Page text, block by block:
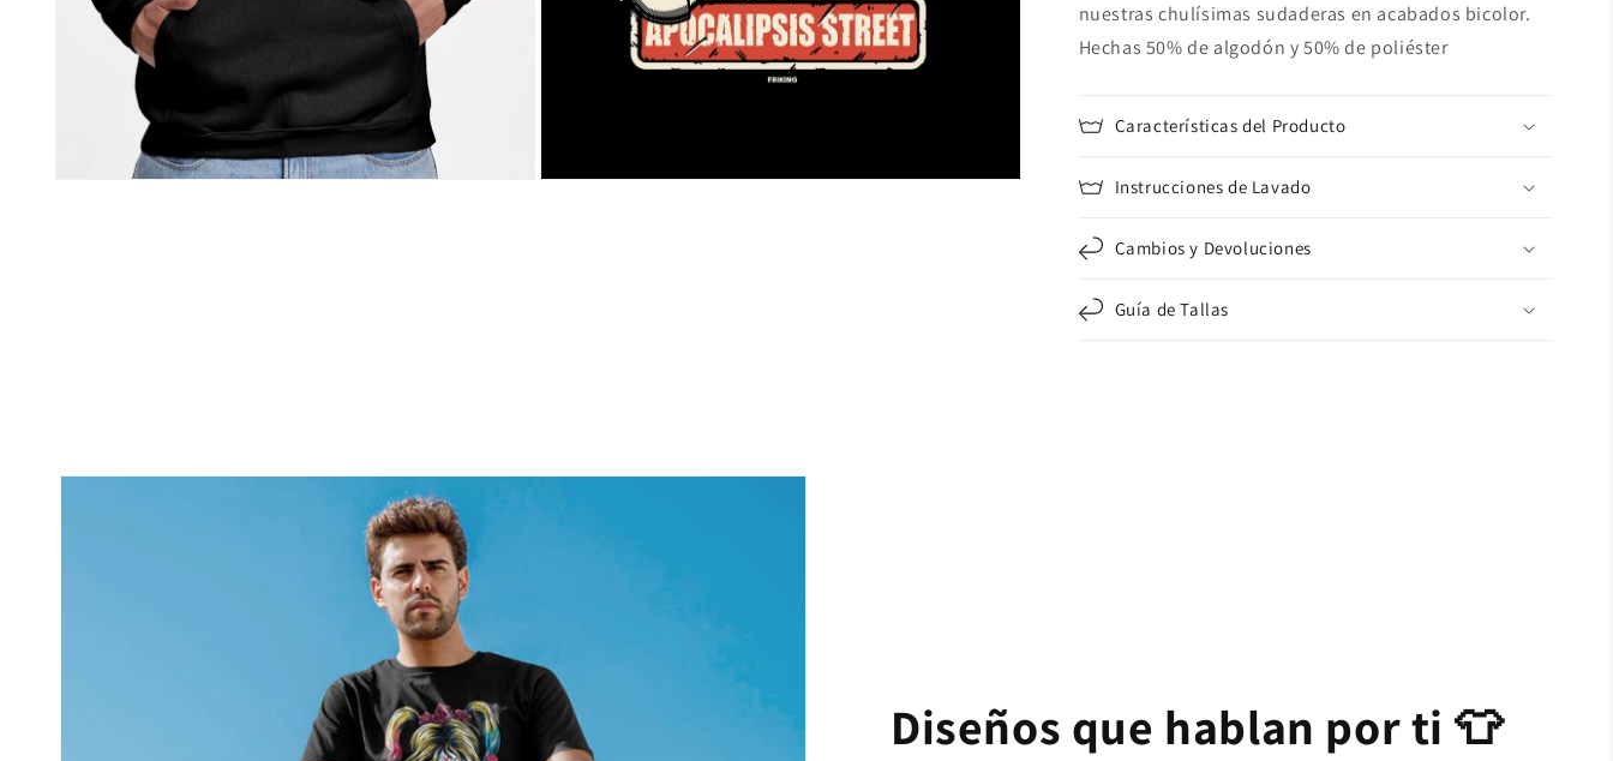
nuestras chulísimas sudaderas en acabados bicolor.
Hechas 50% de algodón y 50% de poliéster
Características del Producto
Instrucciones de Lavado
Cambios y Devoluciones
Guía de Tallas
Diseños que hablan por ti 👕